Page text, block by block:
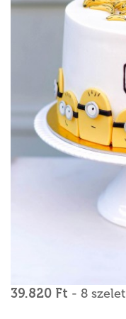
39.820 Ft - 8 szelet